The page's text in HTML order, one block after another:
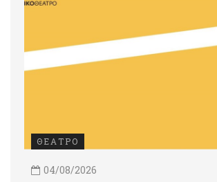
ΘΕΑΤΡΟ
04/08/2026